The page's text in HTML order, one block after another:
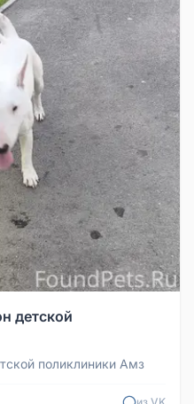
детской
поликлиники Амз